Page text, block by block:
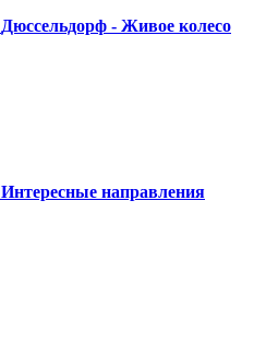
Дюссельдорф - Живое колесо
Интересные направления